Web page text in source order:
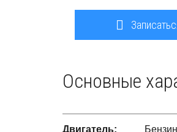
Основные
Двигатель: